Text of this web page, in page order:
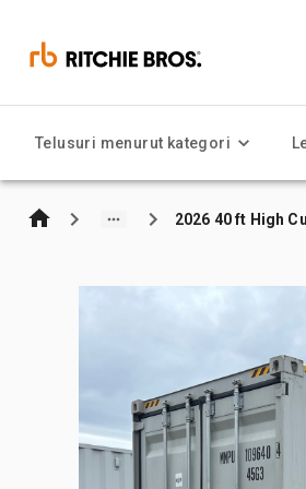
Telusuri menurut kategori
2026 40 ft High